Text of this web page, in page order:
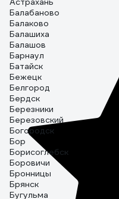
Балабаново
Балаково
Балашиха
Балашов
Барнаул
Батайск
Бежецк
Белгород
Бердск
Березники
Березовский
Богородск
Бор
Борисоглебск
Боровичи
Бронницы
Брянск
Бугульма